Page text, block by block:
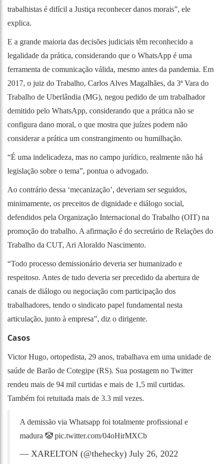
trabalhistas é difícil a Justiça reconhecer danos morais”, ele
explica.
E a grande maioria das decisões judiciais têm reconhecido a
legalidade da prática, considerando que o WhatsApp é uma
ferramenta de comunicação válida, mesmo antes da pandemia. Em
2017, o juiz do Trabalho, Carlos Alves Magalhães, da 3ª Vara do
Trabalho de Uberlândia (MG), negou pedido de um trabalhador
demitido pelo WhatsApp, considerando que a prática não se
configura dano moral, o que mostra que juízes podem não
considerar a prática um constrangimento ou humilhação.
“É uma indelicadeza, mas no campo jurídico, realmente não há
legislação sobre o tema”, pontua o advogado.
Ao contrário dessa ‘mecanização’, deveriam ser seguidos,
minimamente, os preceitos de dignidade e diálogo social,
defendidos pela Organização Internacional do Trabalho (OIT) na
promoção do trabalho. A afirmação é do secretário de Relações do
Trabalho da CUT, Ari Aloraldo Nascimento.
“Todo processo demissionário deveria ser humanizado e
respeitoso. Antes de tudo deveria ser precedido da abertura de
canais de diálogo ou negociação com participação dos
trabalhadores, tendo o sindicato papel fundamental nesta
articulação, junto à empresa”, diz o dirigente.
Casos
Victor Hugo, ortopedista, 29 anos, trabalhava em uma unidade de
saúde de Barão de Cotegipe (RS). Sua postagem no Twitter
rendeu mais de 94 mil curtidas e mais de 1,5 mil curtidas.
Também foi retuitada mais de 3.3 mil vezes.
A demissão via Whatsapp foi totalmente profissional e
madura 🤡 pic.twitter.com/04oHirMXCb
— XARELTON (@thehecky) July 26, 2022